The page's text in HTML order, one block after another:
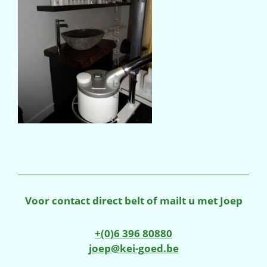
Voor contact direct belt of mailt u met Joep
+(0)6 396 80880
joep@kei-goed.be